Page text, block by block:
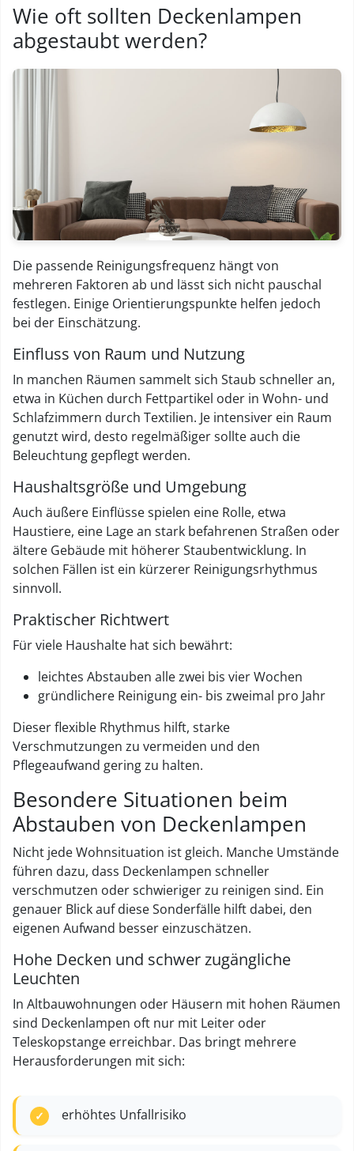
Wie oft sollten Deckenlampen
abgestaubt werden?
Die passende Reinigungsfrequenz hängt von
mehreren Faktoren ab und lässt sich nicht pauschal
festlegen. Einige Orientierungspunkte helfen jedoch
bei der Einschätzung.
Einfluss von Raum und Nutzung
In manchen Räumen sammelt sich Staub schneller an,
etwa in Küchen durch Fettpartikel oder in Wohn- und
Schlafzimmern durch Textilien. Je intensiver ein Raum
genutzt wird, desto regelmäßiger sollte auch die
Beleuchtung gepflegt werden.
Haushaltsgröße und Umgebung
Auch äußere Einflüsse spielen eine Rolle, etwa
Haustiere, eine Lage an stark befahrenen Straßen oder
ältere Gebäude mit höherer Staubentwicklung. In
solchen Fällen ist ein kürzerer Reinigungsrhythmus
sinnvoll.
Praktischer Richtwert
Für viele Haushalte hat sich bewährt:
leichtes Abstauben alle zwei bis vier Wochen
gründlichere Reinigung ein- bis zweimal pro Jahr
Dieser flexible Rhythmus hilft, starke
Verschmutzungen zu vermeiden und den
Pflegeaufwand gering zu halten.
Besondere Situationen beim
Abstauben von Deckenlampen
Nicht jede Wohnsituation ist gleich. Manche Umstände
führen dazu, dass Deckenlampen schneller
verschmutzen oder schwieriger zu reinigen sind. Ein
genauer Blick auf diese Sonderfälle hilft dabei, den
eigenen Aufwand besser einzuschätzen.
Hohe Decken und schwer zugängliche
Leuchten
In Altbauwohnungen oder Häusern mit hohen Räumen
sind Deckenlampen oft nur mit Leiter oder
Teleskopstange erreichbar. Das bringt mehrere
Herausforderungen mit sich:
erhöhtes Unfallrisiko